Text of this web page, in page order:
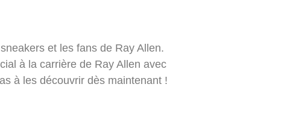
et les fans de Ray Allen.
à la carrière de Ray Allen avec
à les découvrir dès maintenant !